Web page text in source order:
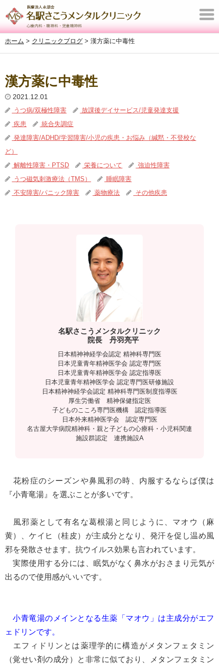
T
o
g
ホーム > クリニックブログ > 漢方薬に中毒性
漢方薬に中毒性
2021.12.01
うつ病/双極性障害
放課後デイサービス/児童発達支援
疾患
統合失調症
発達障害/ADHD/学習障害/小児の疾患・お悩み（緘黙・不登校な
ど）
解離性障害・PTSD
栄養について
強迫性障害
うつ磁気刺激療法（TMS）
睡眠障害
不安障害/パニック障害
薬物療法 その他疾患
名駅さこうメンタルクリニック
院長 丹羽亮平
日本精神神経学会認定 精神科専門医
日本児童青年精神医学会 認定専門医
日本児童青年精神医学会 認定指導医
日本児童青年精神医学会 認定専門医研修施設
日本精神神経学会認定 精神科専門医制度指導医
厚生労働省 精神保健指定医
子どものこころ専門医機構 認定指導医
日本外来精神医学会 認定専門医
名古屋大学病院精神科・親と子どもの心療科・小児科関連
施設群認定 連携施設A
花粉症のシーズンや鼻風邪の時、内服するならば僕は
『小青竜湯』を選ぶことが多いです。
風邪薬として有名な葛根湯と同じように、マオウ（麻
黄）、ケイヒ（桂皮）が主成分となり、発汗を促し温め風
邪を発散させます。抗ウイルス効果も言われています。
実際使用する分には、眠気がなく鼻水がおさまり元気が
出るので使用感がいいです。
小青竜湯のメインとなる生薬「マオウ」は主成分がエフ
ェドリンです。
エフィドリンとは薬理学的に構造がメタンフェタミン
（覚せい剤の成分）と非常に似ており、メタンフェタミン